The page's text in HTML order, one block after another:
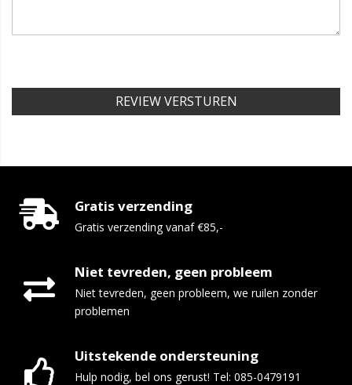
REVIEW VERSTUREN
Gratis verzending
Gratis verzending vanaf €85,-
Niet tevreden, geen probleem
Niet tevreden, geen probleem, we ruilen zonder
problemen
Uitstekende ondersteuning
Hulp nodig, bel ons gerust! Tel: 085-0479191